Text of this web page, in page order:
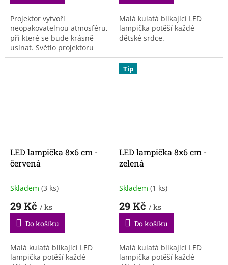
Projektor vytvoří
neopakovatelnou atmosféru,
při které se bude krásně
usínat. Světlo projektoru
krásně utišuje a uspává.
Malá kulatá blikající LED
lampička potěší každé
dětské srdce.
LED lampička 8x6 cm -
červená
Skladem (3 ks)
29 Kč / ks
Do košíku
Malá kulatá blikající LED
lampička potěší každé
Tip
LED lampička 8x6 cm -
zelená
Skladem (1 ks)
29 Kč / ks
Do košíku
Malá kulatá blikající LED
lampička potěší každé